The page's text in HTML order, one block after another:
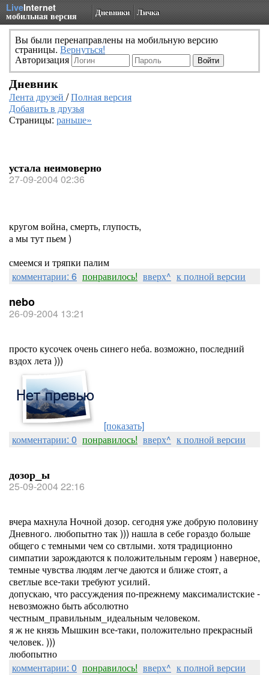
LiveInternet
мобильная версия Дневники Личка
Вы были перенаправлены на мобильную версию
страницы. Вернуться!
Авторизация
Дневник
Лента друзей /Полная версия
Добавить в друзья
Страницы: раньше»
устала неимоверно
27-09-2004 02:36
кругом война, смерть, глупость,
а мы тут пьем )
смеемся и тряпки палим
комментарии: 6 понравилось! вверх^ к полной версии
nebo
26-09-2004 13:21
просто кусочек очень синего неба. возможно, последний
вздох лета )))
[показать]
комментарии: 0 понравилось! вверх^ к полной версии
дозор_ы
25-09-2004 22:16
вчера махнула Ночной дозор. сегодня уже добрую половину
Дневного. любопытно так ))) нашла в себе гораздо больше
общего с темными чем со свтлыми. хотя традиционно
симпатии зарождаются к положительным героям ) наверное,
темные чувства людям легче даются и ближе стоят, а
светлые все-таки требуют усилий.
допускаю, что рассуждения по-прежнему максималистские -
невозможно быть абсолютно
честным_правильным_идеальным человеком.
я ж не князь Мышкин все-таки, положительно прекрасный
человек. )))
любопытно
комментарии: 0 понравилось! вверх^ к полной версии